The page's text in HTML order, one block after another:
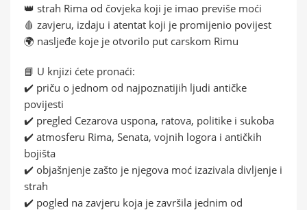
👑 strah Rima od čovjeka koji je imao previše moći
🩸 zavjeru, izdaju i atentat koji je promijenio povijest
🌍 nasljeđe koje je otvorilo put carskom Rimu
📘 U knjizi ćete pronaći:
✔️ priču o jednom od najpoznatijih ljudi antičke
povijesti
✔️ pregled Cezarova uspona, ratova, politike i sukoba
✔️ atmosferu Rima, Senata, vojnih logora i antičkih
bojišta
✔️ objašnjenje zašto je njegova moć izazivala divljenje i
strah
✔️ pogled na zavjeru koja je završila jednim od